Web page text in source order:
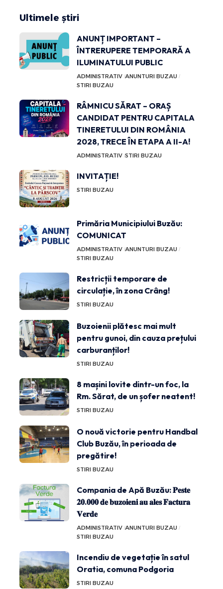
Ultimele știri
ANUNȚ IMPORTANT –
ÎNTRERUPERE TEMPORARĂ A
ILUMINATULUI PUBLIC
ADMINISTRATIV ANUNTURI BUZAU
STIRI BUZAU
RÂMNICU SĂRAT – ORAȘ
CANDIDAT PENTRU CAPITALA
TINERETULUI DIN ROMÂNIA
2028, TRECE ÎN ETAPA A II-A!
ADMINISTRATIV STIRI BUZAU
INVITAȚIE!
STIRI BUZAU
Primăria Municipiului Buzău:
COMUNICAT
ADMINISTRATIV ANUNTURI BUZAU
STIRI BUZAU
Restricții temporare de
circulație, în zona Crâng!
STIRI BUZAU
Buzoienii plătesc mai mult
pentru gunoi, din cauza prețului
carburanților!
STIRI BUZAU
8 mașini lovite dintr-un foc, la
Rm. Sărat, de un șofer neatent!
STIRI BUZAU
O nouă victorie pentru Handbal
Club Buzău, în perioada de
pregătire!
STIRI BUZAU
Compania de Apă Buzău: 𝐏𝐞𝐬𝐭𝐞
𝟐𝟎.𝟎𝟎𝟎 𝐝𝐞 𝐛𝐮𝐳𝐨𝐢𝐞𝐧𝐢 𝐚𝐮 𝐚𝐥𝐞𝐬 𝐅𝐚𝐜𝐭𝐮𝐫𝐚
𝐕𝐞𝐫𝐝𝐞
ADMINISTRATIV ANUNTURI BUZAU
STIRI BUZAU
Incendiu de vegetație în satul
Oratia, comuna Podgoria
STIRI BUZAU